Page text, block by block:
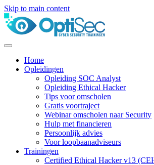
Skip to main content
Home
Opleidingen
Opleiding SOC Analyst
Opleiding Ethical Hacker
Tips voor omscholen
Gratis voortraject
Webinar omscholen naar Security
Hulp met financieren
Persoonlijk advies
Voor loopbaanadviseurs
Trainingen
Certified Ethical Hacker v13